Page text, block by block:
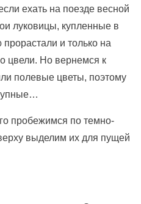
ехать на поезде весной
луковицы, купленные в
и только на
цвели. Но вернемся к
полевые цветы, поэтому
пробежимся по темно-
выделим их для пущей